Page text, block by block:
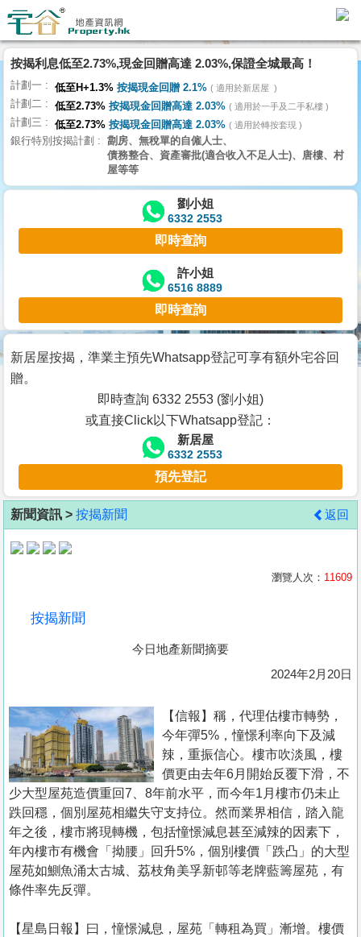
代
理
主
頁
搵
樓/
交
業
主
宅
谷
按
客
地
產
置
業
手
冊
關
於
我
們
按揭利息低至2.73%,現金回贈高達 2.03%,保證全城最高！
計劃一 低至H+1.3% 按揭現金回贈 2.1% 適用於新居屋
計劃二 低至2.73% 按揭現金回贈高達 2.03% 適用於一手及二手私樓
計劃三 低至2.73% 按揭現金回贈高達 2.03% 適用於轉按套現
銀行特別按揭計劃
劏房、無稅單的自僱人士、
債務整合、資產審批(適合收入不足人士)、唐樓、村
屋等等
劉小姐
6332 2553
即時查詢
許小姐
6516 8889
即時查詢
新居屋按揭，準業主預先Whatsapp登記可享有額外宅谷回
贈。
即時查詢 6332 2553 (劉小姐)
或直接Click以下Whatsapp登記：
新居屋
6332 2553
預先登記
新聞資訊 > 按揭新聞 返回
瀏覽人次： 11609
按揭新聞
今日地產新聞摘要
2024年2月20日
【信報】稱，代理估樓市轉勢，
今年彈5%，憧憬利率向下及減
辣，重振信心。樓市吹淡風，樓
價更由去年6月開始反覆下滑，不
少大型屋苑造價重回7、8年前水平，而今年1月樓市仍未止
跌回穩，個別屋苑相繼失守支持位。然而業界相信，踏入龍
年之後，樓市將現轉機，包括憧憬減息甚至減辣的因素下，
年內樓市有機會「拗腰」回升5%，個別樓價「跌凸」的大型
屋苑如鰂魚涌太古城、荔枝角美孚新邨等老牌藍籌屋苑，有
條件率先反彈。
【星島日報】曰，憧憬減息，屋苑「轉租為買」漸增。樓價